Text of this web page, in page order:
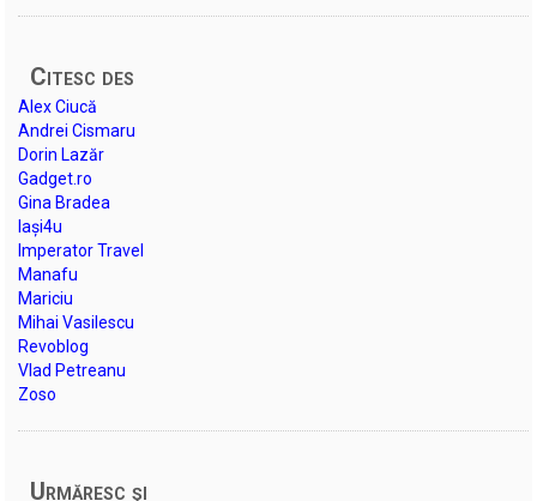
Citesc des
Alex Ciucă
Andrei Cismaru
Dorin Lazăr
Gadget.ro
Gina Bradea
Iași4u
Imperator Travel
Manafu
Mariciu
Mihai Vasilescu
Revoblog
Vlad Petreanu
Zoso
Urmăresc şi